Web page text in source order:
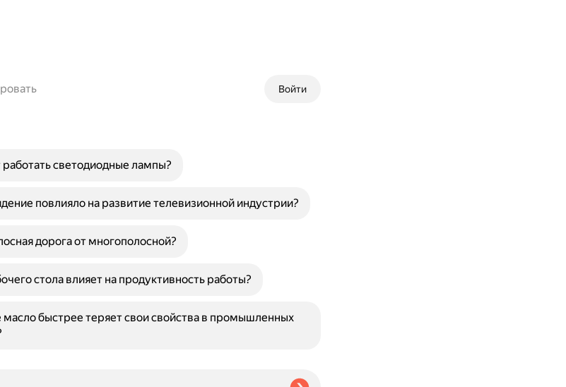
Войти
светодиодные лампы?
повлияло на развитие телевизионной индустрии?
дорога от многополосной?
стола влияет на продуктивность работы?
быстрее теряет свои свойства в промышленных